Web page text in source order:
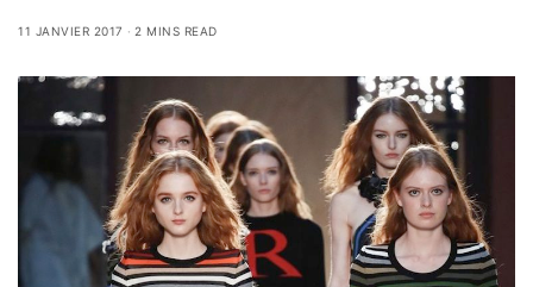
11 JANVIER 2017 2 MINS READ